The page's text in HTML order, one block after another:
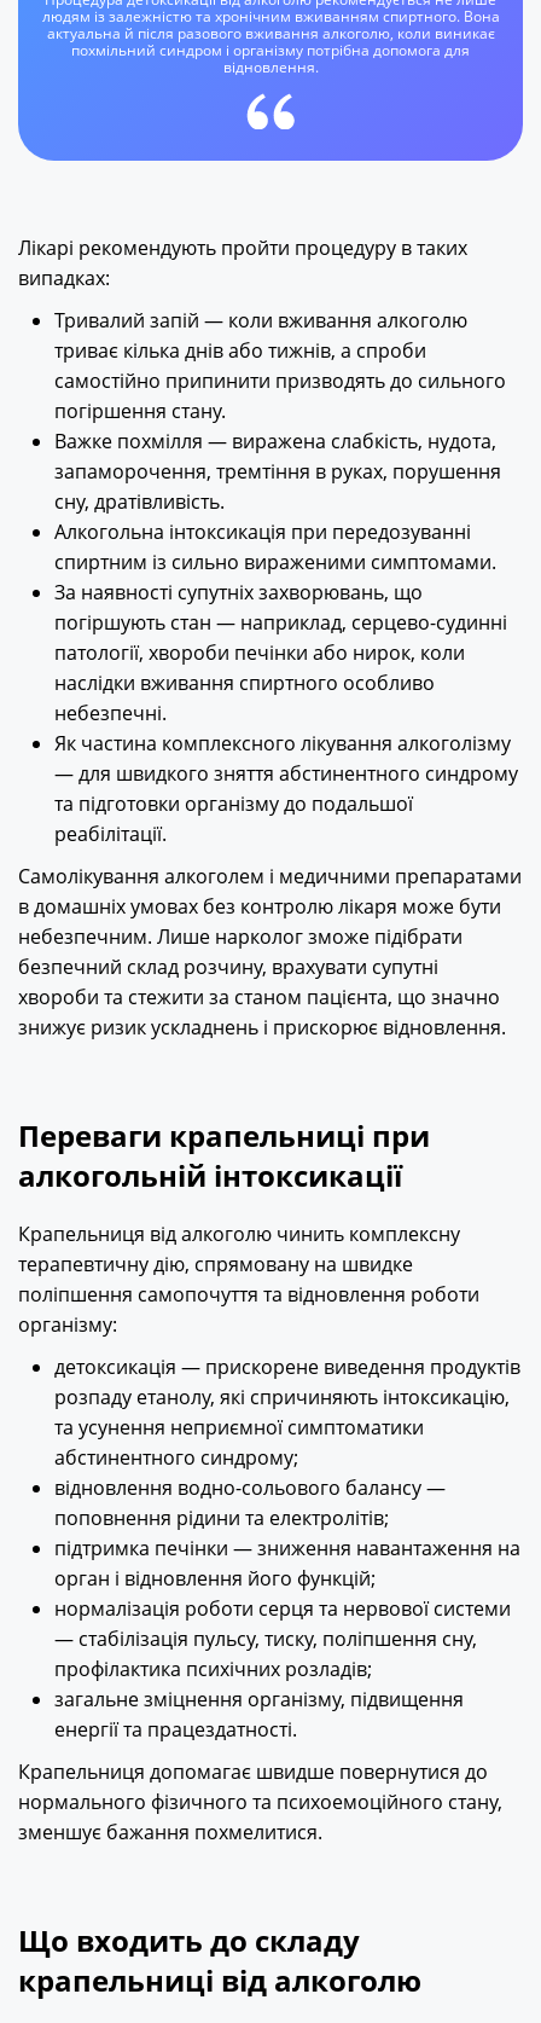
людям із залежністю та хронічним вживанням спиртного. Вона
актуальна й після разового вживання алкоголю, коли виникає
похмільний синдром і організму потрібна допомога для
відновлення.
Лікарі рекомендують пройти процедуру в таких
випадках:
Тривалий запій — коли вживання алкоголю
триває кілька днів або тижнів, а спроби
самостійно припинити призводять до сильного
погіршення стану.
Важке похмілля — виражена слабкість, нудота,
запаморочення, тремтіння в руках, порушення
сну, дратівливість.
Алкогольна інтоксикація при передозуванні
спиртним із сильно вираженими симптомами.
За наявності супутніх захворювань, що
погіршують стан — наприклад, серцево-судинні
патології, хвороби печінки або нирок, коли
наслідки вживання спиртного особливо
небезпечні.
Як частина комплексного лікування алкоголізму
— для швидкого зняття абстинентного синдрому
та підготовки організму до подальшої
реабілітації.
Самолікування алкоголем і медичними препаратами
в домашніх умовах без контролю лікаря може бути
небезпечним. Лише нарколог зможе підібрати
безпечний склад розчину, врахувати супутні
хвороби та стежити за станом пацієнта, що значно
знижує ризик ускладнень і прискорює відновлення.
Переваги крапельниці при
алкогольній інтоксикації
Крапельниця від алкоголю чинить комплексну
терапевтичну дію, спрямовану на швидке
поліпшення самопочуття та відновлення роботи
організму:
детоксикація — прискорене виведення продуктів
розпаду етанолу, які спричиняють інтоксикацію,
та усунення неприємної симптоматики
абстинентного синдрому;
відновлення водно-сольового балансу —
поповнення рідини та електролітів;
підтримка печінки — зниження навантаження на
орган і відновлення його функцій;
нормалізація роботи серця та нервової системи
— стабілізація пульсу, тиску, поліпшення сну,
профілактика психічних розладів;
загальне зміцнення організму, підвищення
енергії та працездатності.
Крапельниця допомагає швидше повернутися до
нормального фізичного та психоемоційного стану,
зменшує бажання похмелитися.
Що входить до складу
крапельниці від алкоголю